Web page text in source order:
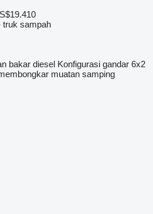
truk sampah
bakar diesel Konfigurasi gandar 6x2
muatan samping